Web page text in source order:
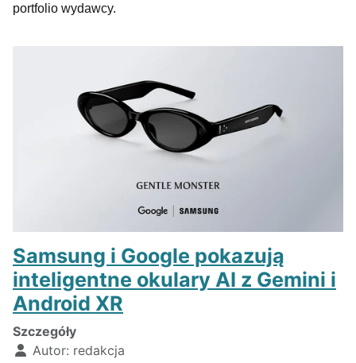
portfolio wydawcy.
Samsung i Google pokazują
inteligentne okulary AI z Gemini i
Android XR
Szczegóły
Autor: redakcja